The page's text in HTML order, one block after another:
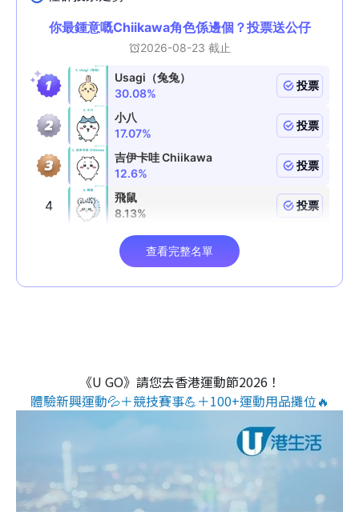
《U GO》請您去香港運動節2026！
體驗新興運動💦＋競技賽事💪＋100+運動用品攤位🔥